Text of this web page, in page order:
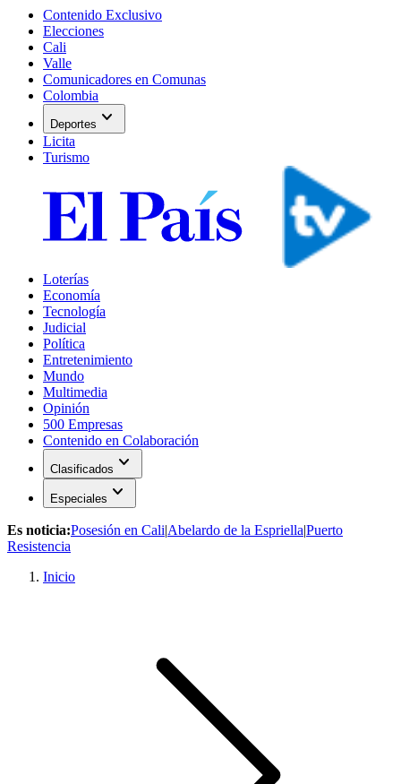
Contenido Exclusivo
Elecciones
Cali
Valle
Comunicadores en Comunas
Colombia
Deportes expand_more
Licita
Turismo
Loterías
Economía
Tecnología
Judicial
Política
Entretenimiento
Mundo
Multimedia
Opinión
500 Empresas
Contenido en Colaboración
Clasificados expand_more
Especiales expand_more
Es noticia:Posesión en Cali|Abelardo de la Espriella|Puerto
Resistencia
Inicio